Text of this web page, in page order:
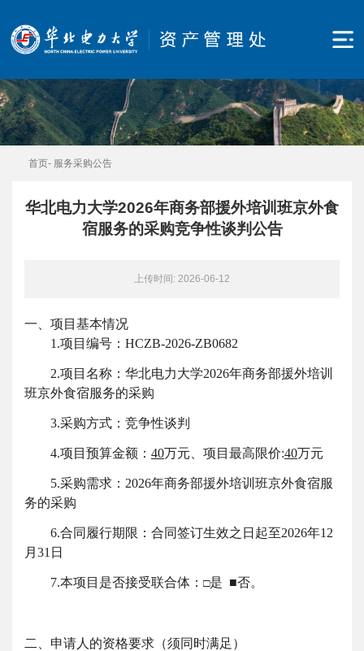
首页- 服务采购公告
华北电力大学2026年商务部援外培训班京外食
宿服务的采购竞争性谈判公告
上传时间: 2026-06-12
一、项目基本情况
1.项目编号：HCZB-2026-ZB0682
2.项目名称：华北电力大学2026年商务部援外培训
班京外食宿服务的采购
3.采购方式：竞争性谈判
4.项目预算金额： 40万元、项目最高限价:40万元
5.采购需求： 2026年商务部援外培训班京外食宿服
务的采购
6.合同履行期限： 合同签订生效之日起至2026年12
月31日
7.本项目是否接受联合体： □是 ■否。
二、申请人的资格要求（须同时满足）